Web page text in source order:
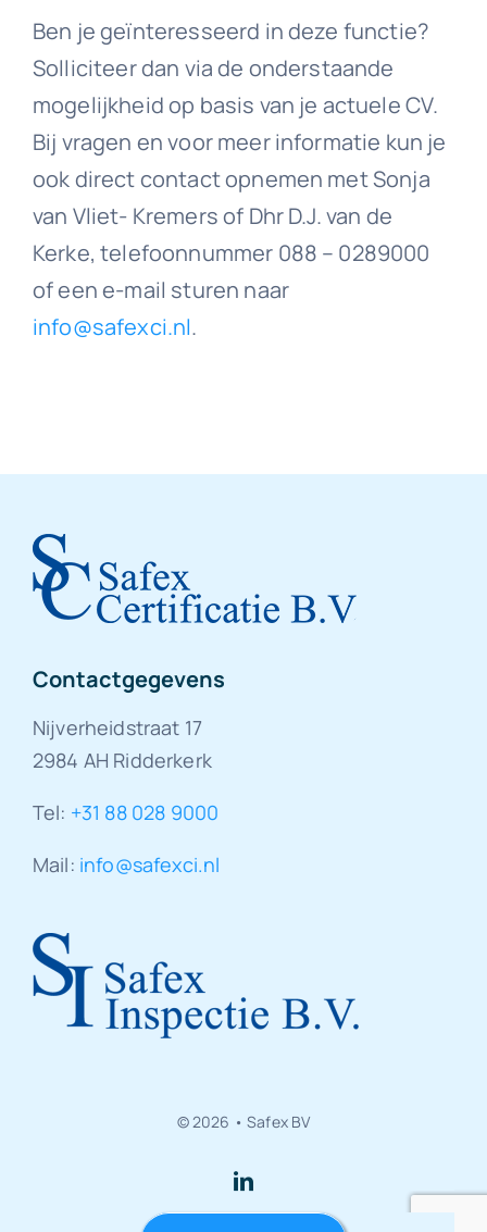
Ben je geïnteresseerd in deze functie?
Solliciteer dan via de onderstaande
mogelijkheid op basis van je actuele CV.
Bij vragen en voor meer informatie kun je
ook direct contact opnemen met Sonja
van Vliet- Kremers of Dhr D.J. van de
Kerke, telefoonnummer 088 – 0289000
of een e-mail sturen naar
info@safexci.nl.
Contactgegevens
Nijverheidstraat 17
2984 AH Ridderkerk
Tel: +31 88 028 9000
Mail: info@safexci.nl
© 2026 • Safex BV